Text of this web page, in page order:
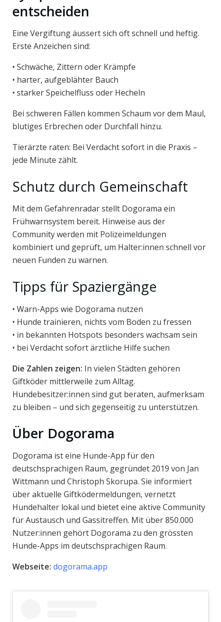
entscheiden
Eine Vergiftung äussert sich oft schnell und heftig.
Erste Anzeichen sind:
• Schwäche, Zittern oder Krämpfe
• harter, aufgeblähter Bauch
• starker Speichelfluss oder Hecheln
Bei schweren Fällen kommen Schaum vor dem Maul,
blutiges Erbrechen oder Durchfall hinzu.
Tierärzte raten: Bei Verdacht sofort in die Praxis –
jede Minute zählt.
Schutz durch Gemeinschaft
Mit dem Gefahrenradar stellt Dogorama ein
Frühwarnsystem bereit. Hinweise aus der
Community werden mit Polizeimeldungen
kombiniert und geprüft, um Halter:innen schnell vor
neuen Funden zu warnen.
Tipps für Spaziergänge
• Warn-Apps wie Dogorama nutzen
• Hunde trainieren, nichts vom Boden zu fressen
• in bekannten Hotspots besonders wachsam sein
• bei Verdacht sofort ärztliche Hilfe suchen
Die Zahlen zeigen: In vielen Städten gehören
Giftköder mittlerweile zum Alltag.
Hundebesitzer:innen sind gut beraten, aufmerksam
zu bleiben – und sich gegenseitig zu unterstützen.
Über Dogorama
Dogorama ist eine Hunde-App für den
deutschsprachigen Raum, gegründet 2019 von Jan
Wittmann und Christoph Skorupa. Sie informiert
über aktuelle Giftködermeldungen, vernetzt
Hundehalter lokal und bietet eine aktive Community
für Austausch und Gassitreffen. Mit über 850.000
Nutzer:innen gehört Dogorama zu den grössten
Hunde-Apps im deutschsprachigen Raum.
Webseite: dogorama.app